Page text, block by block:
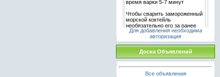
Для добавления необходима
авторизация
Доска Объявлений
Все объявления